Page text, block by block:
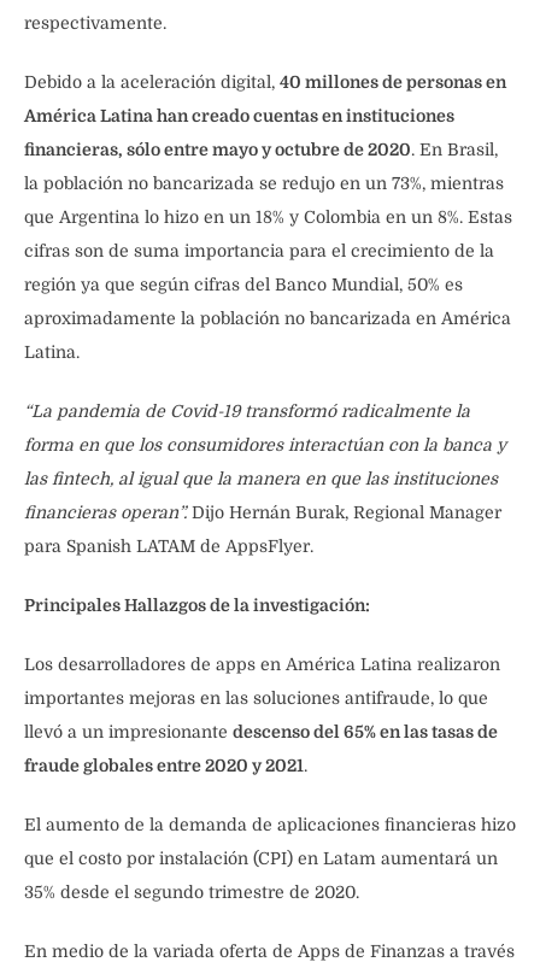
respectivamente.
Debido a la aceleración digital, 40 millones de personas en
América Latina han creado cuentas en instituciones
financieras, sólo entre mayo y octubre de 2020. En Brasil,
la población no bancarizada se redujo en un 73%, mientras
que Argentina lo hizo en un 18% y Colombia en un 8%. Estas
cifras son de suma importancia para el crecimiento de la
región ya que según cifras del Banco Mundial, 50% es
aproximadamente la población no bancarizada en América
Latina.
“La pandemia de Covid-19 transformó radicalmente la
forma en que los consumidores interactúan con la banca y
las fintech, al igual que la manera en que las instituciones
financieras operan”.Dijo Hernán Burak, Regional Manager
para Spanish LATAM de AppsFlyer.
Principales Hallazgos de la investigación:
Los desarrolladores de apps en América Latina realizaron
importantes mejoras en las soluciones antifraude, lo que
llevó a un impresionante descenso del 65% en las tasas de
fraude globales entre 2020 y 2021.
El aumento de la demanda de aplicaciones financieras hizo
que el costo por instalación (CPI) en Latam aumentará un
35% desde el segundo trimestre de 2020.
En medio de la variada oferta de Apps de Finanzas a través